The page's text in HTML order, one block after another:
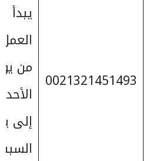
0021321451493
يبدأ
العمل
من
الأحد
إلى